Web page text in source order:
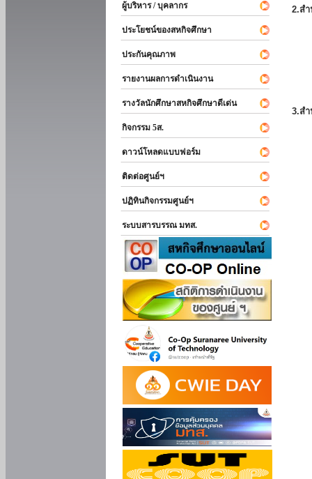
ผู้บริหาร / บุคลากร
ประโยชน์ของสหกิจศึกษา
ประกันคุณภาพ
รายงานผลการดำเนินงาน
รางวัลนักศึกษาสหกิจศึกษาดีเด่น
กิจกรรม 5ส.
ดาวน์โหลดแบบฟอร์ม
ติดต่อศูนย์ฯ
ปฏิทินกิจกรรมศูนย์ฯ
ระบบสารบรรณ มทส.
2.ส
3.ส